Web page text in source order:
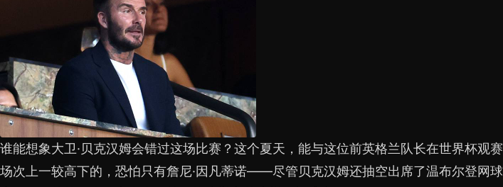
谁能想象大卫·贝克汉姆会错过这场比赛？这个夏天，能与这位前英格兰队长在世界杯观赛
场次上一较高下的，恐怕只有詹尼·因凡蒂诺——尽管贝克汉姆还抽空出席了温布尔登网球